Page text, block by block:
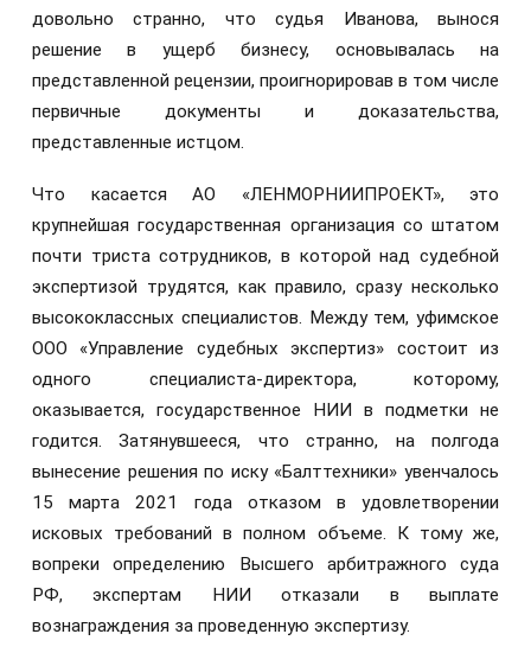
довольно странно, что судья Иванова, вынося
решение в ущерб бизнесу, основывалась на
представленной рецензии, проигнорировав в том числе
первичные документы и доказательства,
представленные истцом.
Что касается АО «ЛЕНМОРНИИПРОЕКТ», это
крупнейшая государственная организация со штатом
почти триста сотрудников, в которой над судебной
экспертизой трудятся, как правило, сразу несколько
высококлассных специалистов. Между тем, уфимское
ООО «Управление судебных экспертиз» состоит из
одного специалиста-директора, которому,
оказывается, государственное НИИ в подметки не
годится. Затянувшееся, что странно, на полгода
вынесение решения по иску «Балттехники» увенчалось
15 марта 2021 года отказом в удовлетворении
исковых требований в полном объеме. К тому же,
вопреки определению Высшего арбитражного суда
РФ, экспертам НИИ отказали в выплате
вознаграждения за проведенную экспертизу.